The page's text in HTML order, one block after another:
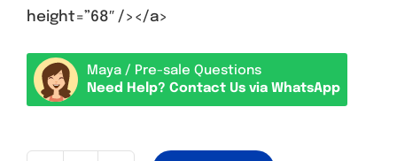
height=”68″ /></a>
Maya / Pre-sale Questions
Need Help? Contact Us via WhatsApp